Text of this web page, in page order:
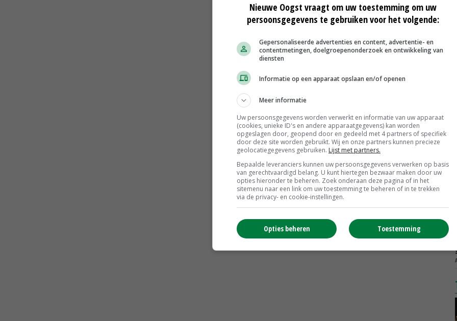
Nieuwe Oogst vraagt om uw toestemming om uw
persoonsgegevens te gebruiken voor het volgende:
Gepersonaliseerde advertenties en content, advertentie- en
contentmetingen, doelgroepenonderzoek en ontwikkeling van
diensten
Informatie op een apparaat opslaan en/of openen
Meer informatie
Uw persoonsgegevens worden verwerkt en informatie van uw apparaat
(cookies, unieke ID's en andere apparaatgegevens) kan worden
opgeslagen door, geopend door en gedeeld met 4 partners of specifiek
door deze site worden gebruikt. Wij en onze partners kunnen precieze
geolocatiegegevens gebruiken. Lijst met partners.
Bepaalde leveranciers kunnen uw persoonsgegevens verwerken op basis
van gerechtvaardigd belang. U kunt hiertegen bezwaar maken door uw
opties hieronder te beheren. Zoek onderaan deze pagina of in het
sitemenu naar een link om uw toestemming te beheren of in te trekken
via de privacy- en cookie-instellingen.
Toestemming
Opties beheren